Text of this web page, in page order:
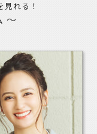
れる！
～